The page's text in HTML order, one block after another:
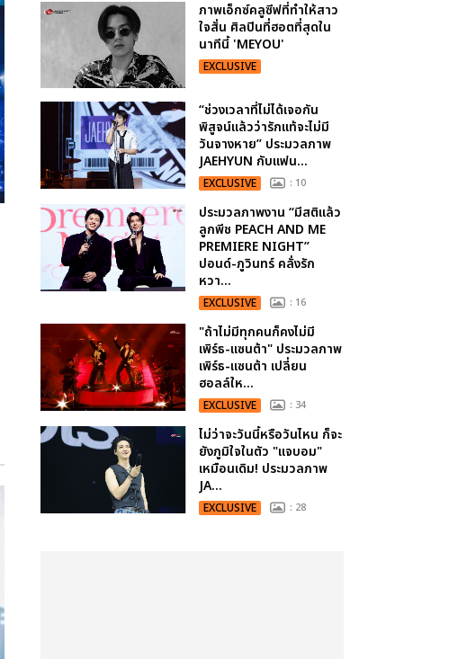
ภาพเอ็กซ์คลูซีฟที่ทำให้สาว
ใจสั่น ศิลปินที่ฮอตที่สุดใน
นาทีนี้ 'MEYOU'
EXCLUSIVE
“ช่วงเวลาที่ไม่ได้เจอกัน
พิสูจน์แล้วว่ารักแท้จะไม่มี
วันจางหาย” ประมวลภาพ
JAEHYUN กับแฟน...
EXCLUSIVE : 10
ประมวลภาพงาน “มีสติแล้ว
ลูกพีช PEACH AND ME
PREMIERE NIGHT”
ปอนด์-ภูวินทร์ คลั่งรัก
หวา...
EXCLUSIVE : 16
"ถ้าไม่มีทุกคนก็คงไม่มี
เพิร์ธ-แซนต้า" ประมวลภาพ
เพิร์ธ-แซนต้า เปลี่ยน
ฮอลล์ให...
EXCLUSIVE : 34
ไม่ว่าจะวันนี้หรือวันไหน ก็จะ
ยังภูมิใจในตัว "แจบอม"
เหมือนเดิม! ประมวลภาพ
JA...
EXCLUSIVE : 28